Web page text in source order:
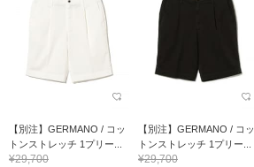
【別注】GERMANO / コッ
トンストレッチ 1プリー...
¥29,700
【別注】GERMANO / コッ
トンストレッチ 1プリー...
¥29,700